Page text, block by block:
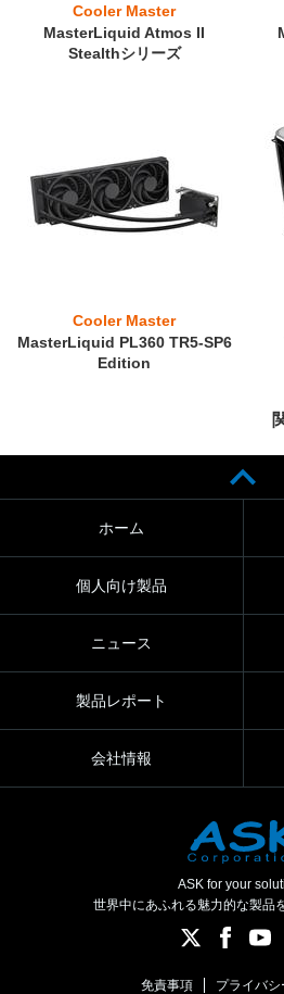
Cooler Master
MasterLiquid Atmos II
Stealthシリーズ
Cooler Master
MasterLiquid PL360 TR5-SP6
Edition
ホーム
個人向け製品
ニュース
製品レポート
会社情報
ASK for your
世界中にあふれる魅力的な製品
免責事項 プライバ